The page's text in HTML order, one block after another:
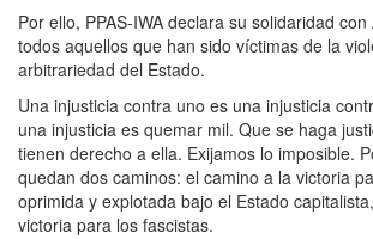
Por ello, PPAS-IWA declara su solidaridad
todos aquellos que han sido víctimas de la
arbitrariedad del Estado.
Una injusticia contra uno es una injusticia
una injusticia es quemar mil. Que se haga
tienen derecho a ella. Exijamos lo imposible.
quedan dos caminos: el camino a la victoria
oprimida y explotada bajo el Estado
victoria para los fascistas.